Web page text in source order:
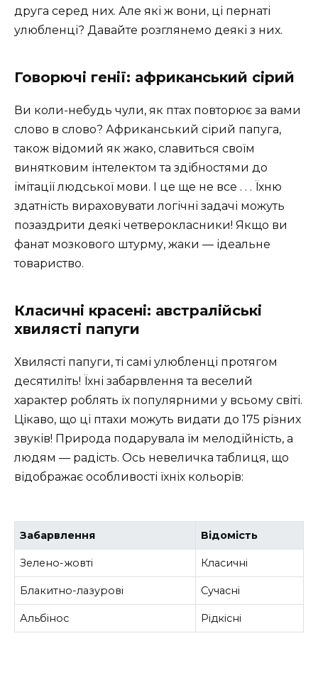
друга серед них. Але які ж вони, ці пернаті
улюбленці? Давайте розглянемо деякі з них.
Говорючі генії: африканський сірий
Ви коли-небудь чули, як птах повторює за вами
слово в слово? Африканський сірий папуга,
також відомий як жако, славиться своїм
винятковим інтелектом та здібностями до
імітації людської мови. І це ще не все . . . Їхню
здатність вираховувати логічні задачі можуть
позаздрити деякі четверокласники! Якщо ви
фанат мозкового штурму, жаки — ідеальне
товариство.
Класичні красені: австралійські
хвилясті папуги
Хвилясті папуги, ті самі улюбленці протягом
десятиліть! Їхні забарвлення та веселий
характер роблять їх популярними у всьому світі.
Цікаво, що ці птахи можуть видати до 175 різних
звуків! Природа подарувала їм мелодійність, а
людям — радість. Ось невеличка таблиця, що
відображає особливості їхніх кольорів:
Забарвлення Відомість
Зелено-жовті Класичні
Блакитно-лазурові Сучасні
Альбінос Рідкісні